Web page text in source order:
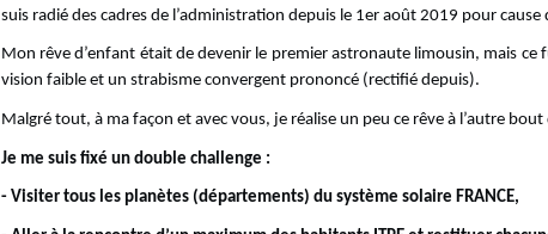
suis radié des cadres de l’administration depuis le 1er août 2019 pour cause
Mon rêve d’enfant était de devenir le premier astronaute limousin, mais ce
vision faible et un strabisme convergent prononcé (rectifié depuis).
Malgré tout, à ma façon et avec vous, je réalise un peu ce rêve à l’autre bout
Je me suis fixé un double challenge :
- Visiter tous les planètes (départements) du système solaire FRANCE,